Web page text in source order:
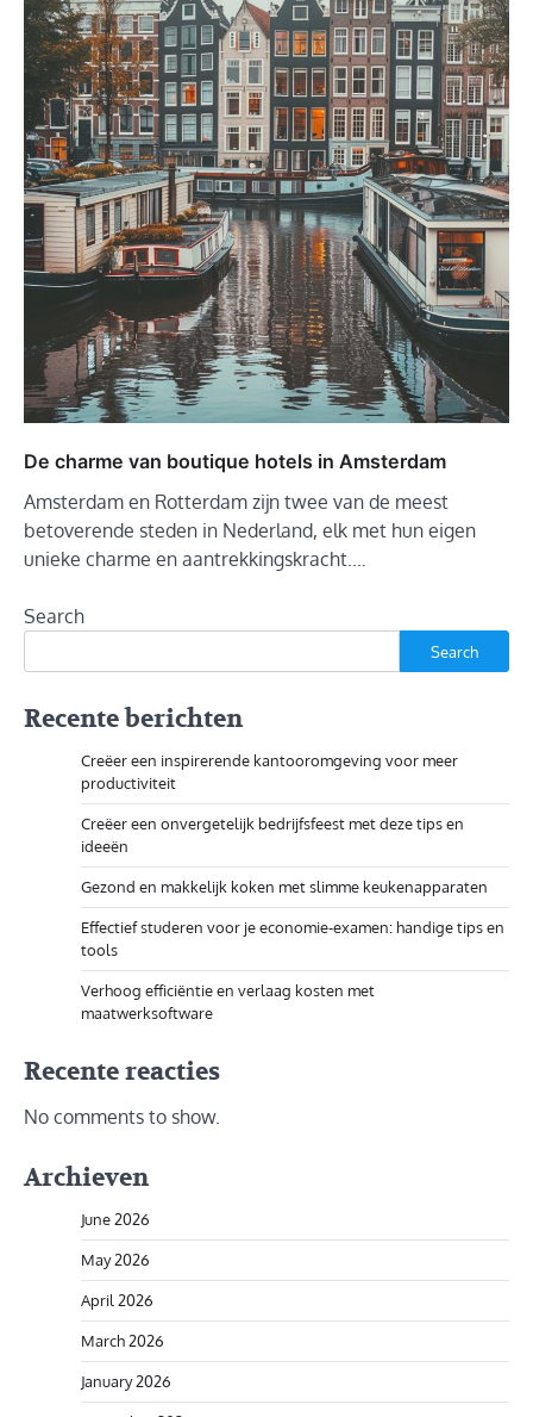
De charme van boutique hotels in Amsterdam
Amsterdam en Rotterdam zijn twee van de meest
betoverende steden in Nederland, elk met hun eigen
unieke charme en aantrekkingskracht.…
Search
Search
Recente berichten
Creëer een inspirerende kantooromgeving voor meer
productiviteit
Creëer een onvergetelijk bedrijfsfeest met deze tips en
ideeën
Gezond en makkelijk koken met slimme keukenapparaten
Effectief studeren voor je economie-examen: handige tips en
tools
Verhoog efficiëntie en verlaag kosten met
maatwerksoftware
Recente reacties
No comments to show.
Archieven
June 2026
May 2026
April 2026
March 2026
January 2026